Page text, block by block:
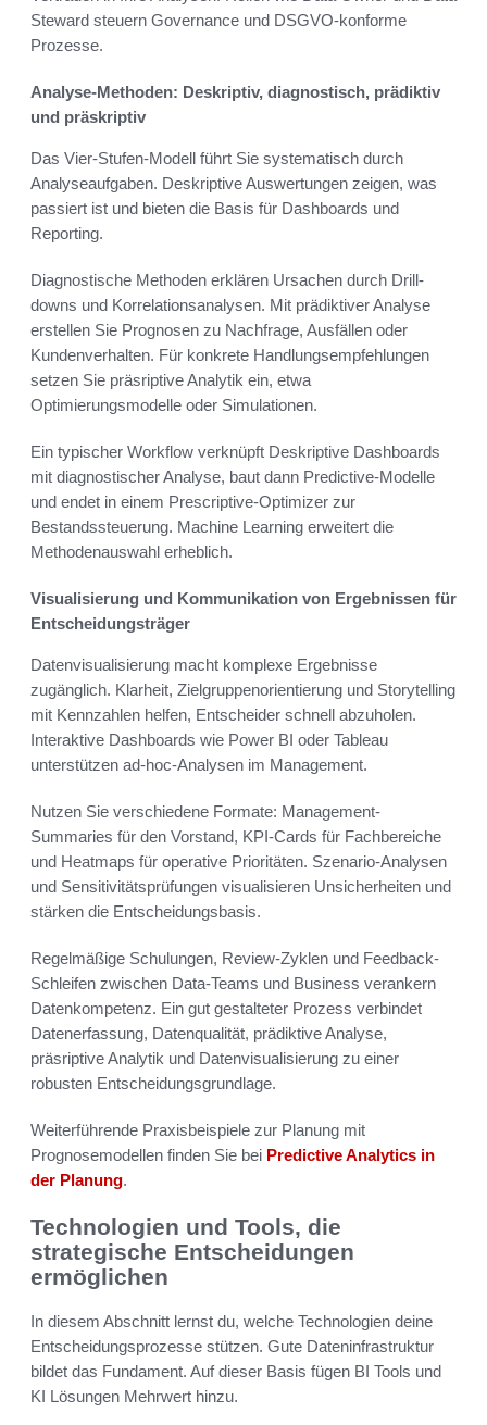
Steward steuern Governance und DSGVO-konforme
Prozesse.
Analyse-Methoden: Deskriptiv, diagnostisch, prädiktiv
und präskriptiv
Das Vier-Stufen-Modell führt Sie systematisch durch
Analyseaufgaben. Deskriptive Auswertungen zeigen, was
passiert ist und bieten die Basis für Dashboards und
Reporting.
Diagnostische Methoden erklären Ursachen durch Drill-
downs und Korrelationsanalysen. Mit prädiktiver Analyse
erstellen Sie Prognosen zu Nachfrage, Ausfällen oder
Kundenverhalten. Für konkrete Handlungsempfehlungen
setzen Sie präsriptive Analytik ein, etwa
Optimierungsmodelle oder Simulationen.
Ein typischer Workflow verknüpft Deskriptive Dashboards
mit diagnostischer Analyse, baut dann Predictive-Modelle
und endet in einem Prescriptive-Optimizer zur
Bestandssteuerung. Machine Learning erweitert die
Methodenauswahl erheblich.
Visualisierung und Kommunikation von Ergebnissen für
Entscheidungsträger
Datenvisualisierung macht komplexe Ergebnisse
zugänglich. Klarheit, Zielgruppenorientierung und Storytelling
mit Kennzahlen helfen, Entscheider schnell abzuholen.
Interaktive Dashboards wie Power BI oder Tableau
unterstützen ad-hoc-Analysen im Management.
Nutzen Sie verschiedene Formate: Management-
Summaries für den Vorstand, KPI-Cards für Fachbereiche
und Heatmaps für operative Prioritäten. Szenario-Analysen
und Sensitivitätsprüfungen visualisieren Unsicherheiten und
stärken die Entscheidungsbasis.
Regelmäßige Schulungen, Review-Zyklen und Feedback-
Schleifen zwischen Data-Teams und Business verankern
Datenkompetenz. Ein gut gestalteter Prozess verbindet
Datenerfassung, Datenqualität, prädiktive Analyse,
präsriptive Analytik und Datenvisualisierung zu einer
robusten Entscheidungsgrundlage.
Weiterführende Praxisbeispiele zur Planung mit
Prognosemodellen finden Sie bei Predictive Analytics in
der Planung.
Technologien und Tools, die
strategische Entscheidungen
ermöglichen
In diesem Abschnitt lernst du, welche Technologien deine
Entscheidungsprozesse stützen. Gute Dateninfrastruktur
bildet das Fundament. Auf dieser Basis fügen BI Tools und
KI Lösungen Mehrwert hinzu.